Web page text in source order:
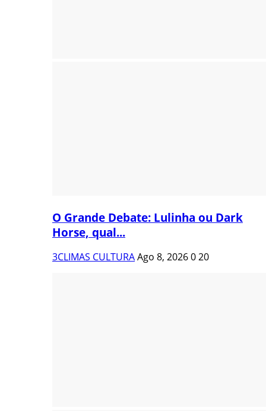
O Grande Debate: Lulinha ou Dark
Horse, qual...
3CLIMAS CULTURAAgo 8, 2026020